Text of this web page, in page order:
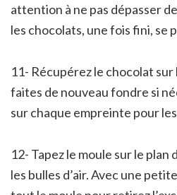
attention à ne pas dépasser
les chocolats, une fois fini, se
11- Récupérez le chocolat
faites de nouveau fondre si
sur chaque empreinte pour
12- Tapez le moule sur le
les bulles d’air. Avec une